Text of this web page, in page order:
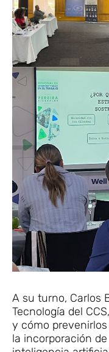
A su turno, Carlos
Tecnología del
y cómo prevenirlos
la incorporación